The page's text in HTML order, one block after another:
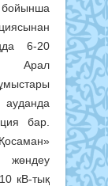
6-20
Арал
бар.
кВ-тық